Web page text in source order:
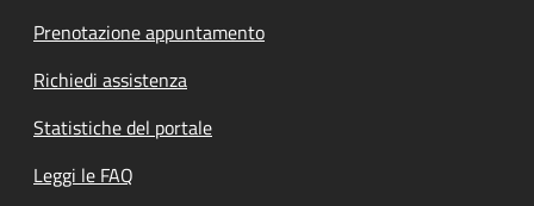
Prenotazione appuntamento
Richiedi assistenza
Statistiche del portale
Leggi le FAQ